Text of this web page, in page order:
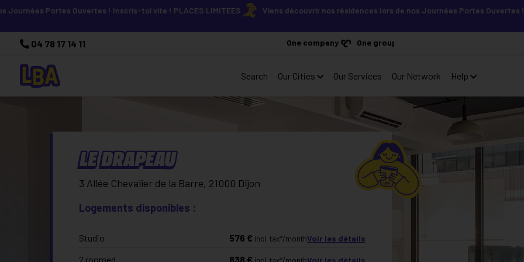
Portes Ouvertes ! Inscris-toi vite ! PLACES LIMITÉES Viens découvrir nos résidences lors de nos Journées Portes Ouvertes ! Inscris-
04 78 17 14 11 One company One group
Search Our Cities Our Services Our Network Help
LE DRAPEAU
3 Allée Chevalier de la Barre, 21000 Dijon
Logements disponibles :
Studio 576 € incl. tax*/monthVoir les détails
2 roomed 838 € Voir les détails